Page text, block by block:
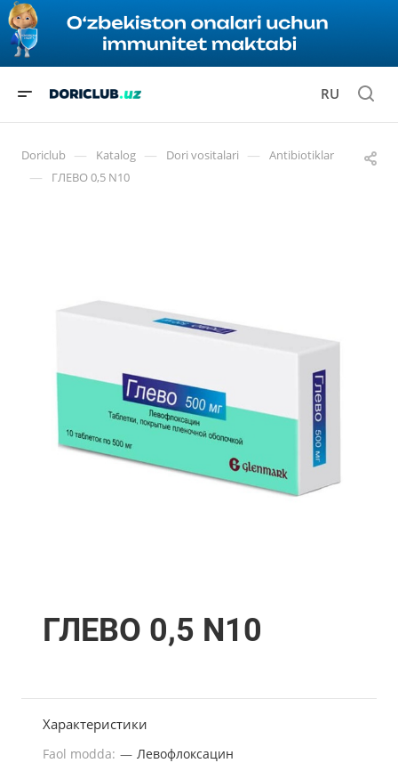
RU
Doriclub — Katalog — Dori vositalari — Antibiotiklar
— ГЛЕВО 0,5 N10
ГЛЕВО 0,5 N10
Характеристики
Faol modda: — Левофлоксацин